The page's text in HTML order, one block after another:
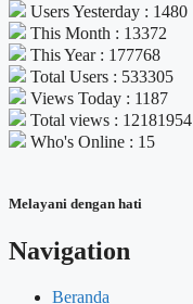
Users Yesterday : 1480
This Month : 13372
This Year : 177768
Total Users : 533305
Views Today : 1187
Total views : 12181954
Who's Online : 15
Melayani dengan hati
Navigation
Beranda